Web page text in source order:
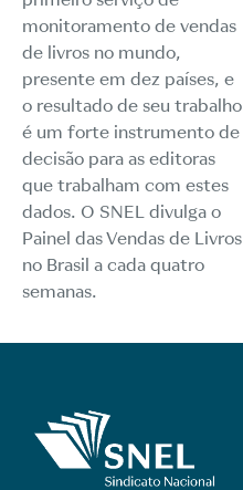
monitoramento de vendas
de livros no mundo,
presente em dez países, e
o resultado de seu trabalho
é um forte instrumento de
decisão para as editoras
que trabalham com estes
dados. O SNEL divulga o
Painel das Vendas de Livros
no Brasil a cada quatro
semanas.